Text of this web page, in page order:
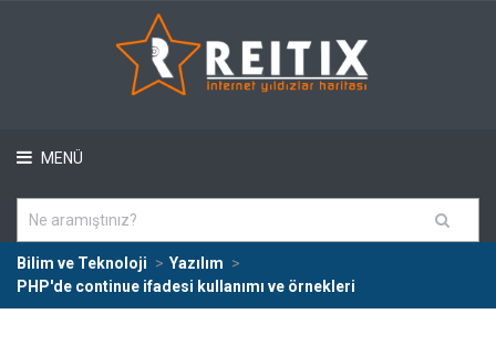
MENÜ
Bilim ve Teknoloji
Yazılım
PHP'de continue ifadesi kullanımı ve örnekleri